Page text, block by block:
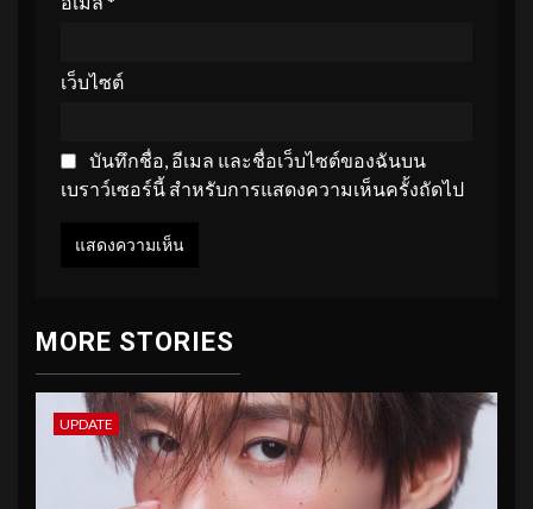
เว็บไซต์
บันทึกชื่อ, อีเมล และชื่อเว็บไซต์ของฉันบน
เบราว์เซอร์นี้ สำหรับการแสดงความเห็นครั้งถัดไป
MORE STORIES
UPDATE